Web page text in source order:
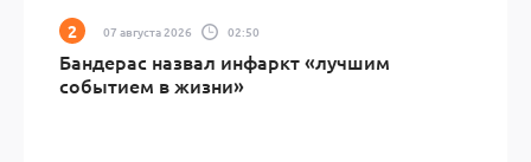
07 августа 2026 02:50
Бандерас назвал инфаркт «лучшим
событием в жизни»